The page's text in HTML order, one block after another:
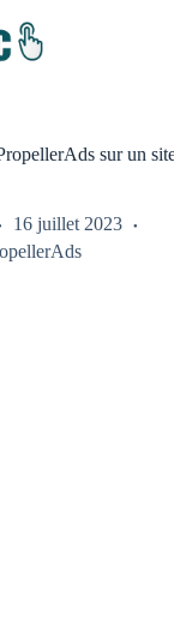
sur un
16 juillet 2023